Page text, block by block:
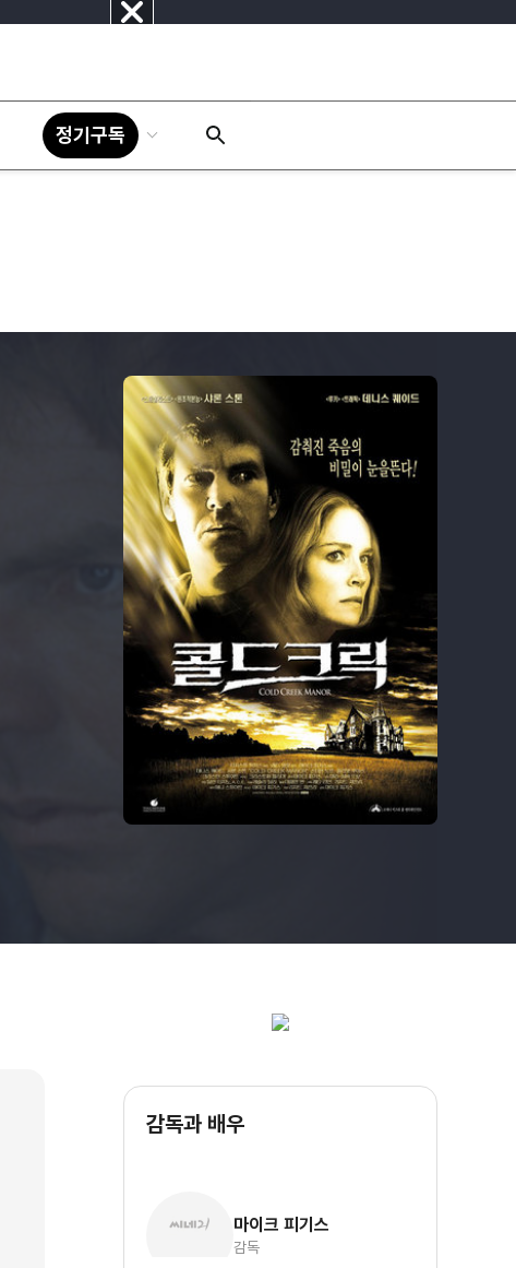
닫
정기구독
감독과 배우
마이크 피기스
감독